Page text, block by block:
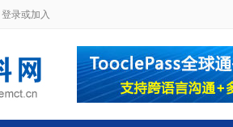
登录或加入